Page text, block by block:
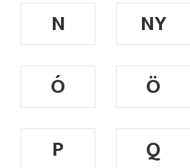
N
NY
Ó
Ö
P
Q